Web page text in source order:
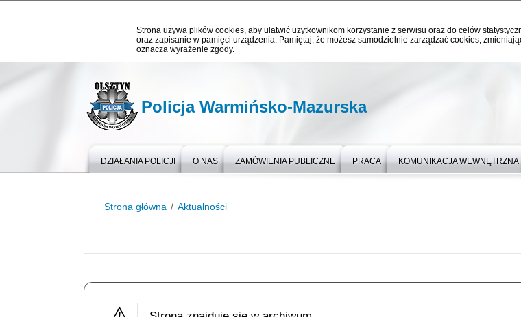
Strona używa plików cookies, aby ułatwić użytkownikom korzystanie z serwisu oraz do celów
oraz zapisanie w pamięci urządzenia. Pamiętaj, że możesz samodzielnie zarządzać cookies,
oznacza wyrażenie zgody.
Policja Warmińsko-Mazurska
DZIAŁANIA POLICJI O NAS ZAMÓWIENIA PUBLICZNE PRACA KOMUNIKACJA WEWNĘTRZNA
Strona główna Aktualności